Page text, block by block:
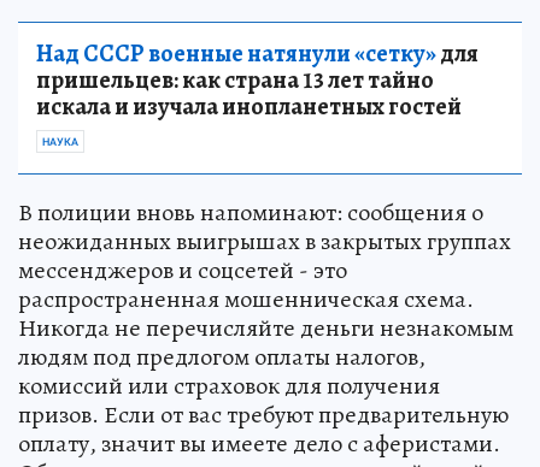
Над СССР военные натянули «сетку»для
пришельцев: как страна 13 лет тайно
искала и изучала инопланетных гостей
НАУКА
В полиции вновь напоминают: сообщения о
неожиданных выигрышах в закрытых группах
мессенджеров и соцсетей - это
распространенная мошенническая схема.
Никогда не перечисляйте деньги незнакомым
людям под предлогом оплаты налогов,
комиссий или страховок для получения
призов. Если от вас требуют предварительную
оплату, значит вы имеете дело с аферистами.